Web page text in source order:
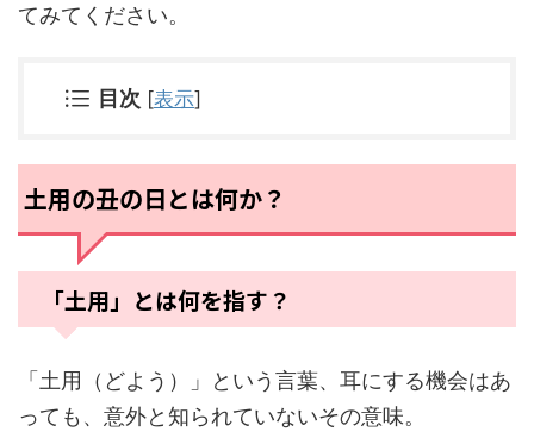
てみてください。
目次 [表示]
土用の丑の日とは何か？
「土用」とは何を指す？
「土用（どよう）」という言葉、耳にする機会はあ
っても、意外と知られていないその意味。